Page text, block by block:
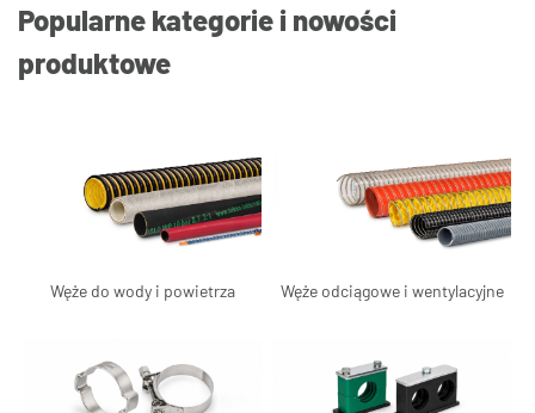
Popularne kategorie i nowości
produktowe
Węże do wody i powietrza Węże odciągowe i wentylacyjne